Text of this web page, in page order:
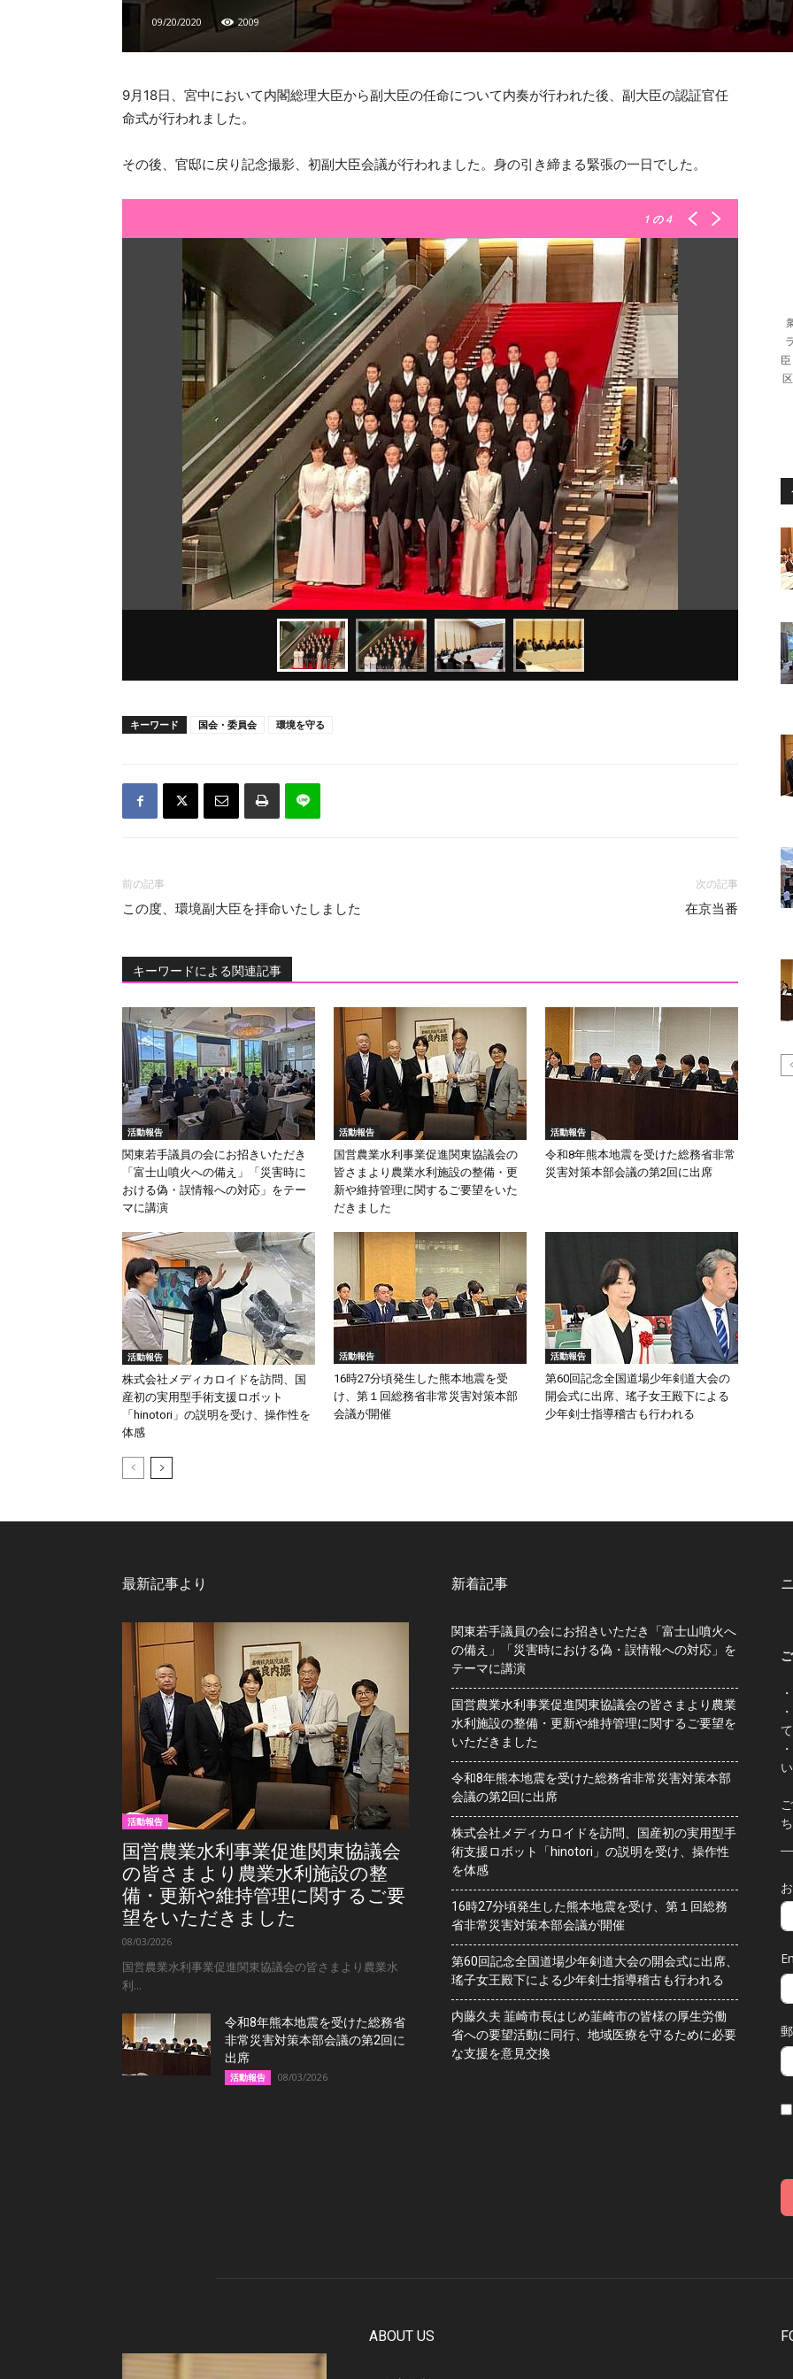
09/20/2020 2009
9月18日、宮中において内閣総理大臣から副大臣の任命について内奏が行われた後、副大臣の認証官任
命式が行われました。
その後、官邸に戻り記念撮影、初副大臣会議が行われました。身の引き締まる緊張の一日でした。
1 の 4
キーワード 国会・委員会 環境を守る
前の記事
この度、環境副大臣を拝命いたしました
次の記事
在京当番
キーワードによる関連記事
活動報告
関東若手議員の会にお招きいただき
「富士山噴火への備え」「災害時に
おける偽・誤情報への対応」をテー
マに講演
活動報告
国営農業水利事業促進関東協議会の
皆さまより農業水利施設の整備・更
新や維持管理に関するご要望をいた
だきました
活動報告
令和8年熊本地震を受けた総務省非常
災害対策本部会議の第2回に出席
活動報告
株式会社メディカロイドを訪問、国
産初の実用型手術支援ロボット
「hinotori」の説明を受け、操作性を
体感
活動報告
16時27分頃発生した熊本地震を受
け、第１回総務省非常災害対策本部
会議が開催
活動報告
第60回記念全国道場少年剣道大会の
開会式に出席、瑤子女王殿下による
少年剣士指導稽古も行われる
最新記事より
活動報告
国営農業水利事業促進関東協議会
の皆さまより農業水利施設の整
備・更新や維持管理に関するご要
望をいただきました
08/03/2026
国営農業水利事業促進関東協議会の皆さまより農業水
利...
令和8年熊本地震を受けた総務省
非常災害対策本部会議の第2回に
出席
活動報告 08/03/2026
新着記事
関東若手議員の会にお招きいただき「富士山噴火へ
の備え」「災害時における偽・誤情報への対応」を
テーマに講演
国営農業水利事業促進関東協議会の皆さまより農業
水利施設の整備・更新や維持管理に関するご要望を
いただきました
令和8年熊本地震を受けた総務省非常災害対策本部
会議の第2回に出席
株式会社メディカロイドを訪問、国産初の実用型手
術支援ロボット「hinotori」の説明を受け、操作性
を体感
16時27分頃発生した熊本地震を受け、第１回総務
省非常災害対策本部会議が開催
第60回記念全国道場少年剣道大会の開会式に出席、
瑤子女王殿下による少年剣士指導稽古も行われる
内藤久夫 韮崎市長はじめ韮崎市の皆様の厚生労働
省への要望活動に同行、地域医療を守るために必要
な支援を意見交換
い
ABOUT US